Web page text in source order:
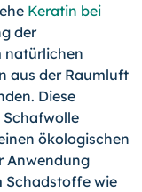
Keratin bei
der
natürlichen
aus der Raumluft
Diese
ökologischen
Anwendung
Schadstoffe wie